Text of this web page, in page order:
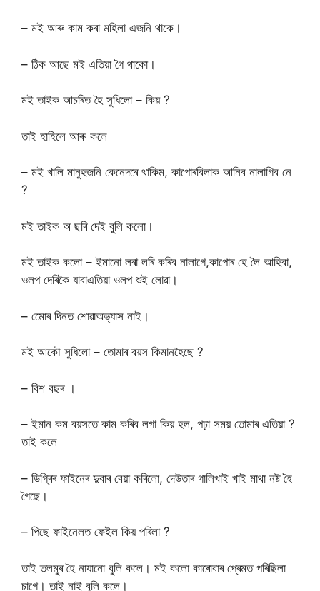
– মই আৰু কাম কৰা মহিলা এজনি থাকে।
– ঠিক আছে মই এতিয়া গৈ থাকো।
মই তাইক আচৰিত হৈ সুধিলো – কিয় ?
তাই হাহিলে আৰু কলে
– মই খালি মানুহজনি কেনেদৰে থাকিম, কাপোৰবিলাক আনিব নালাগিব নে
?
মই তাইক অ ছৰি দেই বুলি কলো।
মই তাইক কলো – ইমানো লৰা লৰি কৰিব নালাগে,কাপোৰ হে লৈ আহিবা,
ওলপ দেৰিকৈ যাবাএতিয়া ওলপ শুই লোৱা।
– মোেৰ দিনত শোৱাঅভ্যাস নাই।
মই আকৌ সুধিলো – তোমাৰ বয়স কিমানহৈছে ?
– বিশ বছৰ ।
– ইমান কম বয়সতে কাম কৰিব লগা কিয় হল, পঢ়া সময় তোমাৰ এতিয়া ?
তাই কলে
– ডিগ্ৰিৰ ফাইনেৰ দুবাৰ বেয়া কৰিলো, দেউতাৰ গালিখাই খাই মাথা নষ্ট হৈ
গৈছে।
– পিছে ফাইনেলত ফেইল কিয় পৰিলা ?
তাই তলমুৰ হৈ নাযানো বুলি কলে। মই কলো কাৰোবাৰ প্ৰেমত পৰিছিলা
চাগে। তাই নাই বুলি কলে।